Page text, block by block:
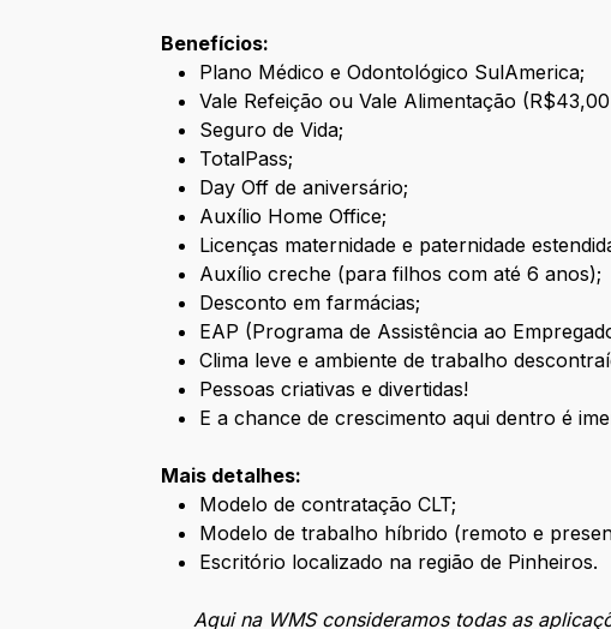
Benefícios:
Plano Médico e Odontológico SulAmerica;
Vale Refeição ou Vale Alimentação
Seguro de Vida;
TotalPass;
Day Off de aniversário;
Auxílio Home Office;
Licenças maternidade e paternidade
Auxílio creche (para filhos com até 6 anos);
Desconto em farmácias;
EAP (Programa de Assistência ao
Clima leve e ambiente de trabalho
Pessoas criativas e divertidas!
E a chance de crescimento aqui dentro é
Mais detalhes:
Modelo de contratação CLT;
Modelo de trabalho híbrido (remoto e
Escritório localizado na região de Pinheiros.
Aqui na WMS consideramos todas as